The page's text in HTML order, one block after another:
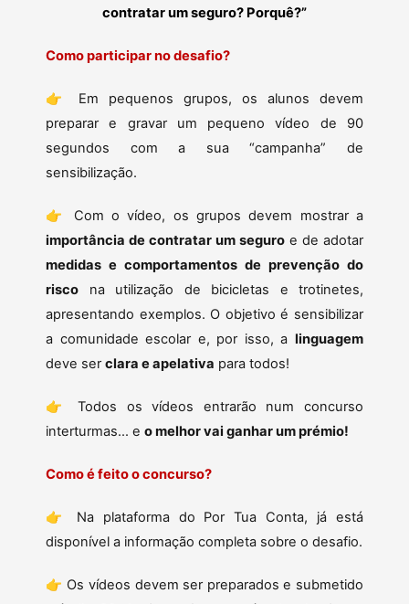
contratar um seguro? Porquê?”
Como participar no desafio?
👉 Em pequenos grupos, os alunos devem
preparar e gravar um pequeno vídeo de 90
segundos com a sua “campanha” de
sensibilização.
👉 Com o vídeo, os grupos devem mostrar a
importância de contratar um seguro e de adotar
medidas e comportamentos de prevenção do
risco na utilização de bicicletas e trotinetes,
apresentando exemplos. O objetivo é sensibilizar
a comunidade escolar e, por isso, a linguagem
deve serclara e apelativa para todos!
👉 Todos os vídeos entrarão num concurso
interturmas… e o melhor vai ganhar um prémio!
Como é feito o concurso?
👉 Na plataforma do Por Tua Conta, já está
disponível a informação completa sobre o desafio.
👉 Os vídeos devem ser preparados e submetido